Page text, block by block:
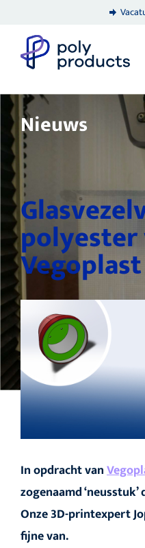
Nieuws
In opdracht van
zogenaamd
Onze 3D-printexpert
fijne van.